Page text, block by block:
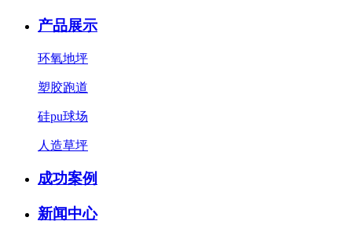
产品展示
环氧地坪
塑胶跑道
硅pu球场
人造草坪
成功案例
新闻中心